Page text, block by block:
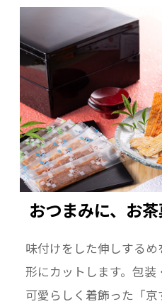
おつまみに、お茶
味付けをした伸しする
形にカットします。包装
可愛らしく着飾った「京